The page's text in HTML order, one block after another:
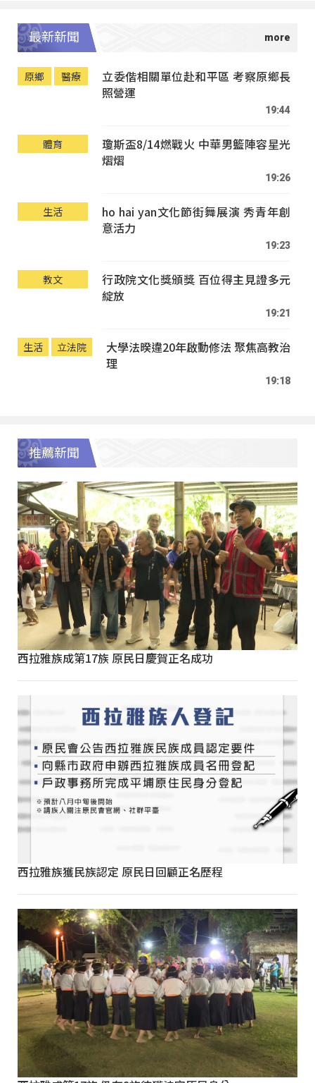
最新新聞
原鄉 醫療
立委偕相關單位赴和平區 考察原鄉長
照營運
19:44
體育
瓊斯盃8/14燃戰火 中華男籃陣容星光
熠熠
19:26
生活
ho hai yan文化節街舞展演 秀青年創
意活力
19:23
教文
行政院文化獎頒獎 百位得主見證多元
綻放
19:21
生活 立法院
大學法暌違20年啟動修法 聚焦高教治
理
19:18
推薦新聞
西拉雅族成第17族 原民日慶賀正名成功
西拉雅族獲民族認定 原民日回顧正名歷程